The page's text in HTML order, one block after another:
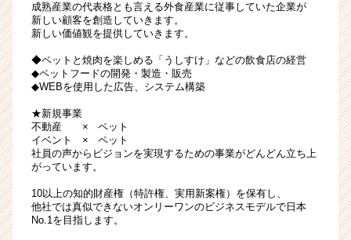
う
転
勤
な
し
#
出
多
数
成熟産業の代表格とも言える外食産業に従事していた企業が
新しい顧客を創造していきます。
新しい価値観を提供していきます。
◆ペットと焼肉を楽しめる「うしすけ」などの飲食店の経営
◆ペットフードの開発・製造・販売
◆WEBを使用した広告、システム構築
★新規事業
不動産 × ペット
イベント × ペット
社員の声からビジョンを実現するための事業がどんどん立ち上
がっています。
10以上の知的財産権（特許権、実用新案権）を保有し、
他社では真似できないオンリーワンのビジネスモデルで日本
No.1を目指します。